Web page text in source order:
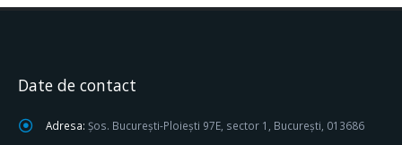
Date de contact
Adresa: Șos. București-Ploiești 97E, sector 1, București, 013686